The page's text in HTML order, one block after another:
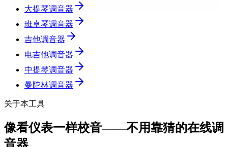
大提琴调音器
班卓琴调音器
吉他调音器
电吉他调音器
中提琴调音器
曼陀林调音器
关于本工具
像看仪表一样校音——不用靠猜的在线调
音器